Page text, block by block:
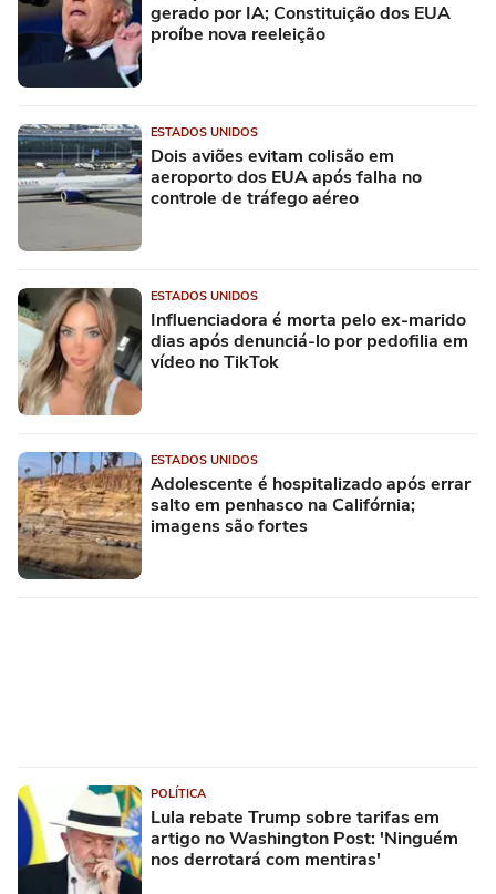
gerado por IA; Constituição dos EUA
proíbe nova reeleição
ESTADOS UNIDOS
Dois aviões evitam colisão em
aeroporto dos EUA após falha no
controle de tráfego aéreo
ESTADOS UNIDOS
Influenciadora é morta pelo ex-marido
dias após denunciá-lo por pedofilia em
vídeo no TikTok
ESTADOS UNIDOS
Adolescente é hospitalizado após errar
salto em penhasco na Califórnia;
imagens são fortes
POLÍTICA
Lula rebate Trump sobre tarifas em
artigo no Washington Post: 'Ninguém
nos derrotará com mentiras'